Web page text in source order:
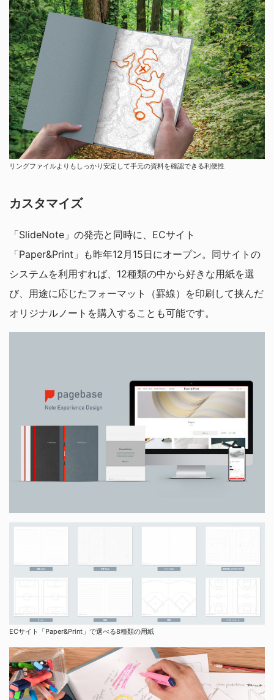
リングファイルよりもしっかり安定して手元の資料を確認できる利便性
カスタマイズ
「SlideNote」の発売と同時に、ECサイト
「Paper&Print」も昨年12月15日にオープン。同サイトの
システムを利用すれば、12種類の中から好きな用紙を選
び、用途に応じたフォーマット（罫線）を印刷して挟んだ
オリジナルノートを購入することも可能です。
ECサイト「Paper&Print」で選べる8種類の用紙